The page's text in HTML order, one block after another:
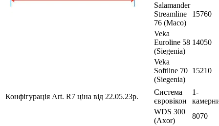
Salamander
Streamline
76 (Maco)
15760
Veka
Euroline 58
(Siegenia)
14050
Veka
Softline 70
(Siegenia)
15210
Конфігурація Art. R7 ціна від 22.05.23р.
Система
євровікон
1-
WDS 300
(Axor)
8070